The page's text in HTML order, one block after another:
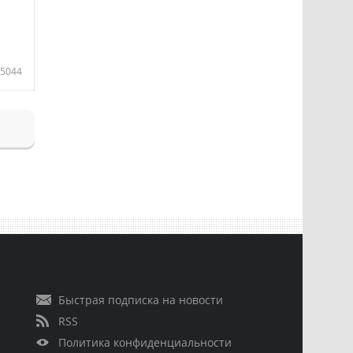
5044
Быстрая подписка на новости
RSS
Политика конфиденциальности